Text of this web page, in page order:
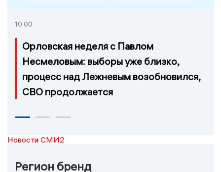
10:00
Орловская неделя с Павлом
Несмеловым: выборы уже близко,
процесс над Лежневым возобновился,
СВО продолжается
Новости СМИ2
Регион бренд